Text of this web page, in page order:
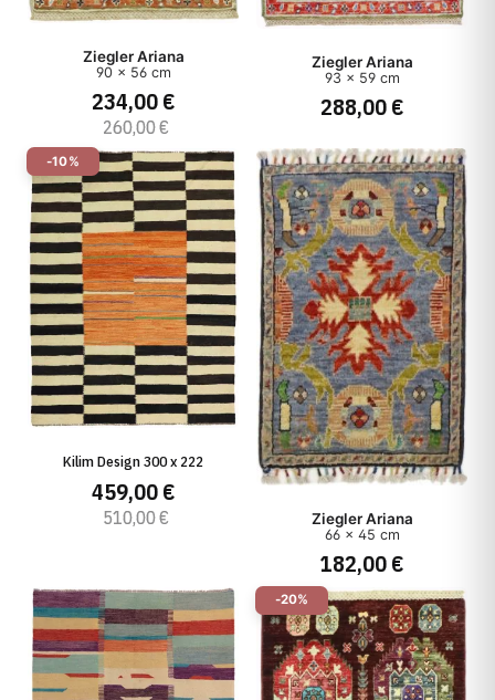
Ziegler Ariana
90 x 56 cm
234,00 €
260,00 €
Ziegler Ariana
93 x 59 cm
288,00 €
-10%
Kilim Design 300 x 222
459,00 €
510,00 € Ziegler Ariana
66 x 45 cm
182,00 €
-20%